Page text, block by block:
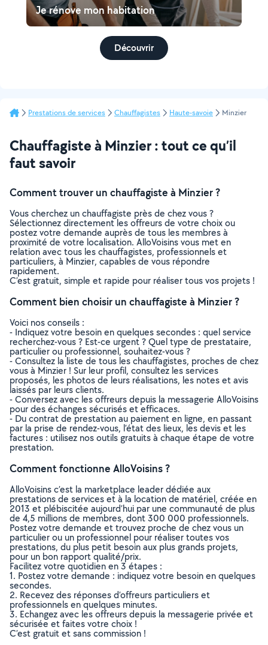
Je rénove mon habitation
Découvrir
Prestations de services Chauffagistes Haute-savoie Minzier
Chauffagiste à Minzier : tout ce qu’il
faut savoir
Comment trouver un chauffagiste à Minzier ?
Vous cherchez un chauffagiste près de chez vous ?
Sélectionnez directement les offreurs de votre choix ou
postez votre demande auprès de tous les membres à
proximité de votre localisation. AlloVoisins vous met en
relation avec tous les chauffagistes, professionnels et
particuliers, à Minzier, capables de vous répondre
rapidement.
C’est gratuit, simple et rapide pour réaliser tous vos projets !
Comment bien choisir un chauffagiste à Minzier ?
Voici nos conseils :
- Indiquez votre besoin en quelques secondes : quel service
recherchez-vous ? Est-ce urgent ? Quel type de prestataire,
particulier ou professionnel, souhaitez-vous ?
- Consultez la liste de tous les chauffagistes, proches de chez
vous à Minzier ! Sur leur profil, consultez les services
proposés, les photos de leurs réalisations, les notes et avis
laissés par leurs clients.
- Conversez avec les offreurs depuis la messagerie AlloVoisins
pour des échanges sécurisés et efficaces.
- Du contrat de prestation au paiement en ligne, en passant
par la prise de rendez-vous, l’état des lieux, les devis et les
factures : utilisez nos outils gratuits à chaque étape de votre
prestation.
Comment fonctionne AlloVoisins ?
AlloVoisins c’est la marketplace leader dédiée aux
prestations de services et à la location de matériel, créée en
2013 et plébiscitée aujourd’hui par une communauté de plus
de 4,5 millions de membres, dont 300 000 professionnels.
Postez votre demande et trouvez proche de chez vous un
particulier ou un professionnel pour réaliser toutes vos
prestations, du plus petit besoin aux plus grands projets,
pour un bon rapport qualité/prix.
Facilitez votre quotidien en 3 étapes :
1. Postez votre demande : indiquez votre besoin en quelques
secondes.
2. Recevez des réponses d’offreurs particuliers et
professionnels en quelques minutes.
3. Echangez avec les offreurs depuis la messagerie privée et
sécurisée et faites votre choix !
C’est gratuit et sans commission !